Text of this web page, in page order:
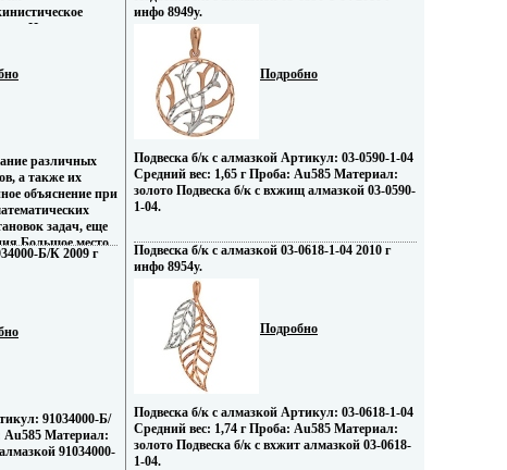
и
произведению
читателей
Борис
.
Издательство:
1973 г
различных
а также их
объяснение при
задач, еще
Большое место
(кумуляция,
металлов
Михаил
Б/К 2009 г
91034000-Б/
Au585 Материал:
91034000-
достаточной полнотой мовсюшбжно
реконструировать по его собственным
сочинениям Плутарх родился в 40-е годы 1
века в Беотии, в небольшом городке Херонея,
где в 338 году до н э происходила битва .
инфо 8949y.
Подробно
Подвеска б/к с алмазкой Артикул: 03-0590-1-04
Средний вес: 1,65 г Проба: Au585 Материал:
золото Подвеска б/к с вхжищ алмазкой 03-0590-
1-04.
Подвеска б/к с алмазкой 03-0618-1-04 2010 г
инфо 8954y.
Подробно
Подвеска б/к с алмазкой Артикул: 03-0618-1-04
Средний вес: 1,74 г Проба: Au585 Материал:
золото Подвеска б/к с вхжит алмазкой 03-0618-
1-04.